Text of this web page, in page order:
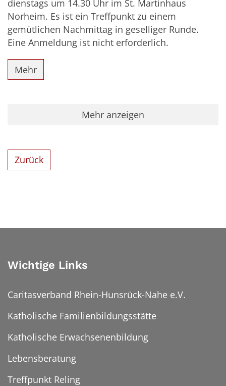
dienstags um 14.30 Uhr im St. Martinhaus
Norheim. Es ist ein Treffpunkt zu einem
gemütlichen Nachmittag in geselliger Runde.
Eine Anmeldung ist nicht erforderlich.
Mehr
Mehr anzeigen
Zurück
Wichtige Links
Caritasverband Rhein-Hunsrück-Nahe e.V.
Katholische Familienbildungsstätte
Katholische Erwachsenenbildung
Lebensberatung
Treffpunkt Reling